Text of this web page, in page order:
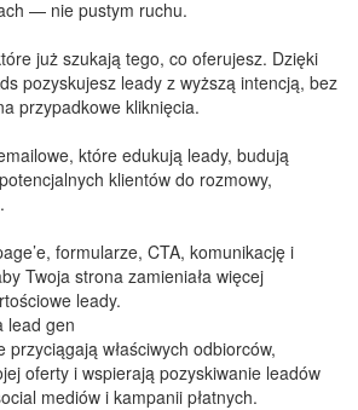
— nie pustym ruchu.
już szukają tego, co oferujesz. Dzięki
pozyskujesz leady z wyższą intencją, bez
przypadkowe kliknięcia.
które edukują leady, budują
klientów do rozmowy,
formularze, CTA, komunikację i
Twoja strona zamieniała więcej
leady.
lead gen
właściwych odbiorców,
oferty i wspierają pozyskiwanie leadów
mediów i kampanii płatnych.